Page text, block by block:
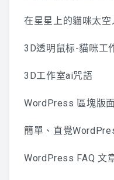
在星星上的貓咪太空
3D透明鼠标-貓咪工
3D工作室ai咒語
WordPress 區塊版
簡單、直覺
WordPress FAQ 文